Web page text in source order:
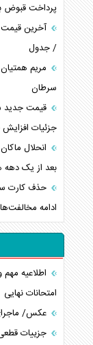
پرداخت قبوض
/ جدول
مریم
سرطان
جزئیات
انحلال
بعد از یک
حذف کارت
ادامه
اطلاعیه
امتحانات نهایی
عکس/
جزییات